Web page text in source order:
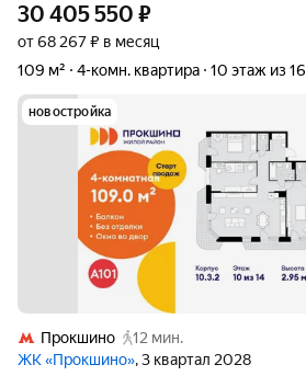
30 405 550 ₽
от 68 267 ₽ в месяц
109 м²
4-комн. квартира 10 этаж из 16
новостройка
Прокшино
12 мин.
ЖК «Прокшино», 3 квартал 2028